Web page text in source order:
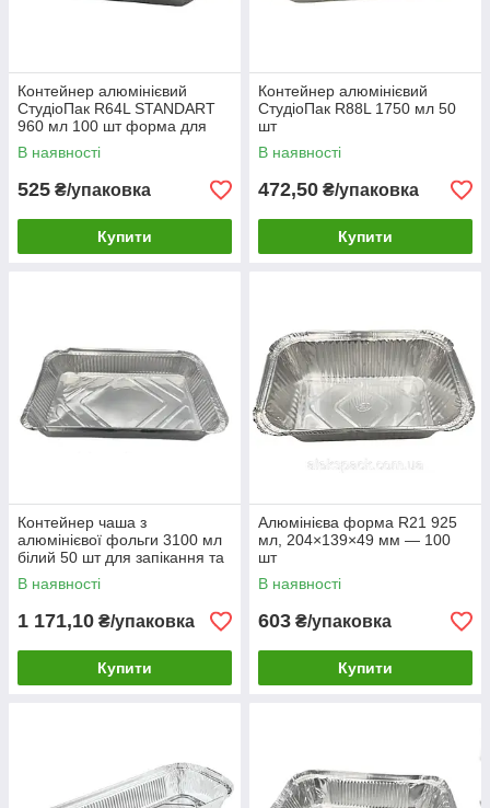
Контейнер алюмінієвий
СтудіоПак R64L STANDART
960 мл 100 шт форма для
випікання та запікання
В наявності
525 ₴/упаковка
Купити
Контейнер алюмінієвий
СтудіоПак R88L 1750 мл 50
шт
В наявності
472,50 ₴/упаковка
Купити
Контейнер чаша з
алюмінієвої фольги 3100 мл
білий 50 шт для запікання та
зберігання
В наявності
1 171,10 ₴/упаковка
Купити
Алюмінієва форма R21 925
мл, 204×139×49 мм — 100
шт
В наявності
603 ₴/упаковка
Купити